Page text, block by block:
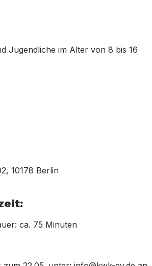
Jugendliche im Alter von 8 bis 16
10178 Berlin
ca. 75 Minuten